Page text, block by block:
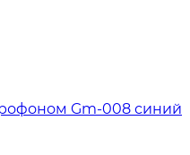
Gm-008 синий